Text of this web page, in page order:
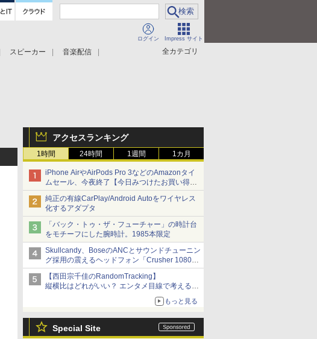
ログイン Impress サイト
全カテゴリ
スピーカー
音楽配信
アクセスランキング
1時間 24時間 1週間 1カ月
iPhone AirやAirPods Pro 3などのAmazonタイ
ムセール、今夜終了【今日みつけたお買い得
品】
純正の有線CarPlay/Android Autoをワイヤレス
化するアダプタ
「バック・トゥ・ザ・フューチャー」の時計台
をモチーフにした腕時計。1985本限定
Skullcandy、BoseのANCとサウンドチューニン
グ採用の震えるヘッドフォン「Crusher 1080
ANC」
【西田宗千佳のRandomTracking】
縦横比はどれがいい？ エンタメ目線で考える、
もっと見る
Special Site